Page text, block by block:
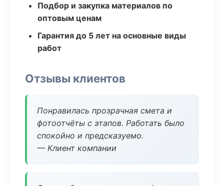
Подбор и закупка материалов по
оптовым ценам
Гарантия до 5 лет на основные виды
работ
Отзывы клиентов
Понравилась прозрачная смета и
фотоотчёты с этапов. Работать было
спокойно и предсказуемо.
— Клиент компании